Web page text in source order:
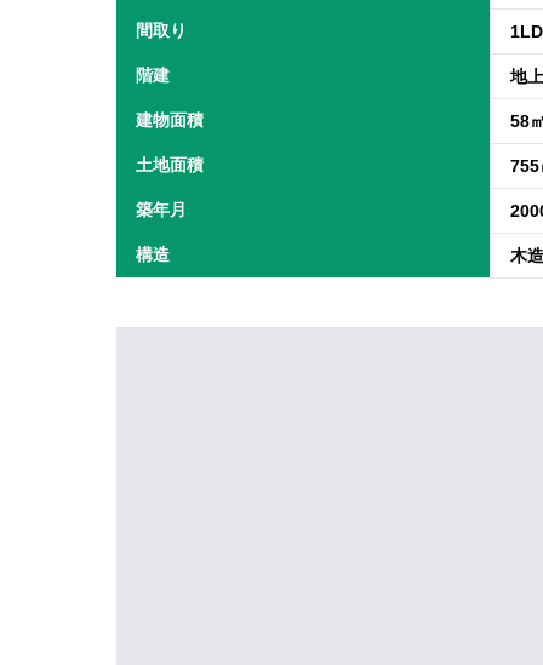
間取り
階建 地
建物面積 58
土地面積 755
築年月
構造 木造